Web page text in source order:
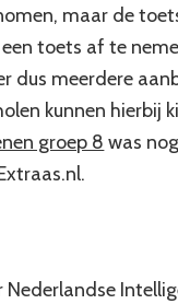
maar de
toets af te
dus meerdere
kunnen hierbij
groep 8 was